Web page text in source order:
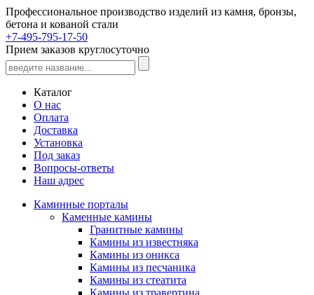
Профессиональное производство изделий из камня, бронзы,
бетона и кованой стали
+7-495-795-17-50
Прием заказов круглосуточно
Каталог
О нас
Оплата
Доставка
Установка
Под заказ
Вопросы-ответы
Наш адрес
Каминные порталы
Каменные камины
Гранитные камины
Камины из известняка
Камины из оникса
Камины из песчаника
Камины из стеатита
Камины из травертина